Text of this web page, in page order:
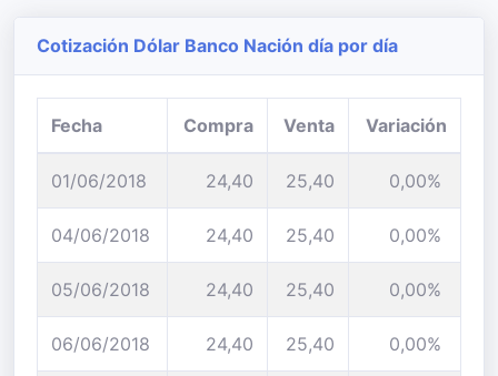
Cotización Dólar Banco Nación día por día
Fecha Compra Venta Variación
01/06/2018 24,40 25,40 0,00%
04/06/2018 24,40 25,40 0,00%
05/06/2018 24,40 25,40 0,00%
06/06/2018 24,40 25,40 0,00%